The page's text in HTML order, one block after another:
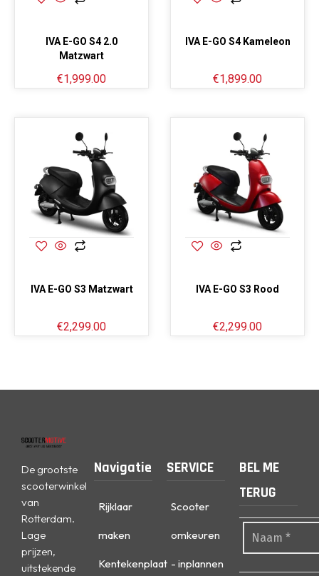
IVA E-GO S4 2.0
Matzwart
€1,999.00
IVA E-GO S4 Kameleon
€1,899.00
IVA E-GO S3 Matzwart
€2,299.00
IVA E-GO S3 Rood
€2,299.00
De grootste
scooterwinkel
van
Rotterdam.
Lage
prijzen,
uitstekende
Navigatie
Rijklaar
maken
Kentekenplaat
SERVICE
Scooter
omkeuren
- inplannen
BEL ME
TERUG